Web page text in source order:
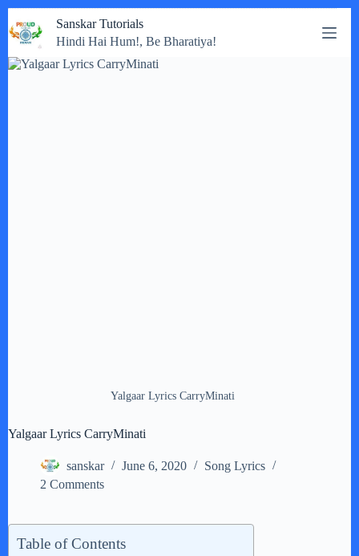
to
content
Sanskar Tutorials
Hindi Hai Hum!, Be Bharatiya!
Yalgaar Lyrics CarryMinati
Yalgaar Lyrics CarryMinati
sanskar June 6, 2020
Song Lyrics
2 Comments
Table of Contents